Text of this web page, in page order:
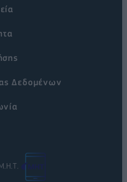
Δεδομένων